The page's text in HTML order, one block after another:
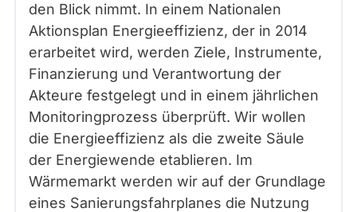
den Blick nimmt. In einem Nationalen
Aktionsplan Energieeffizienz, der in 2014
erarbeitet wird, werden Ziele, Instrumente,
Finanzierung und Verantwortung der
Akteure festgelegt und in einem jährlichen
Monitoringprozess überprüft. Wir wollen
die Energieeffizienz als die zweite Säule
der Energiewende etablieren. Im
Wärmemarkt werden wir auf der Grundlage
eines Sanierungsfahrplanes die Nutzung